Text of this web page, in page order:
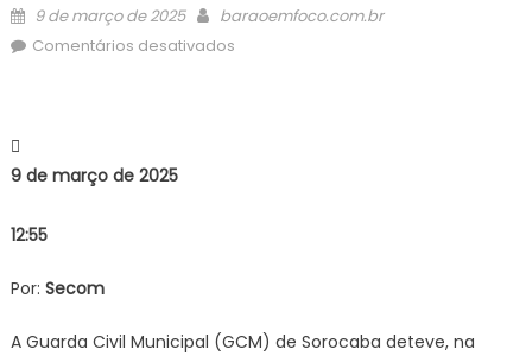
Posted
on
9 de março de 2025 Author
baraoemfoco.com.br
Comentários desativadosem
Acácia
9 de março de 2025
12:55
Por: Secom
A Guarda Civil Municipal (GCM) de Sorocaba deteve, na